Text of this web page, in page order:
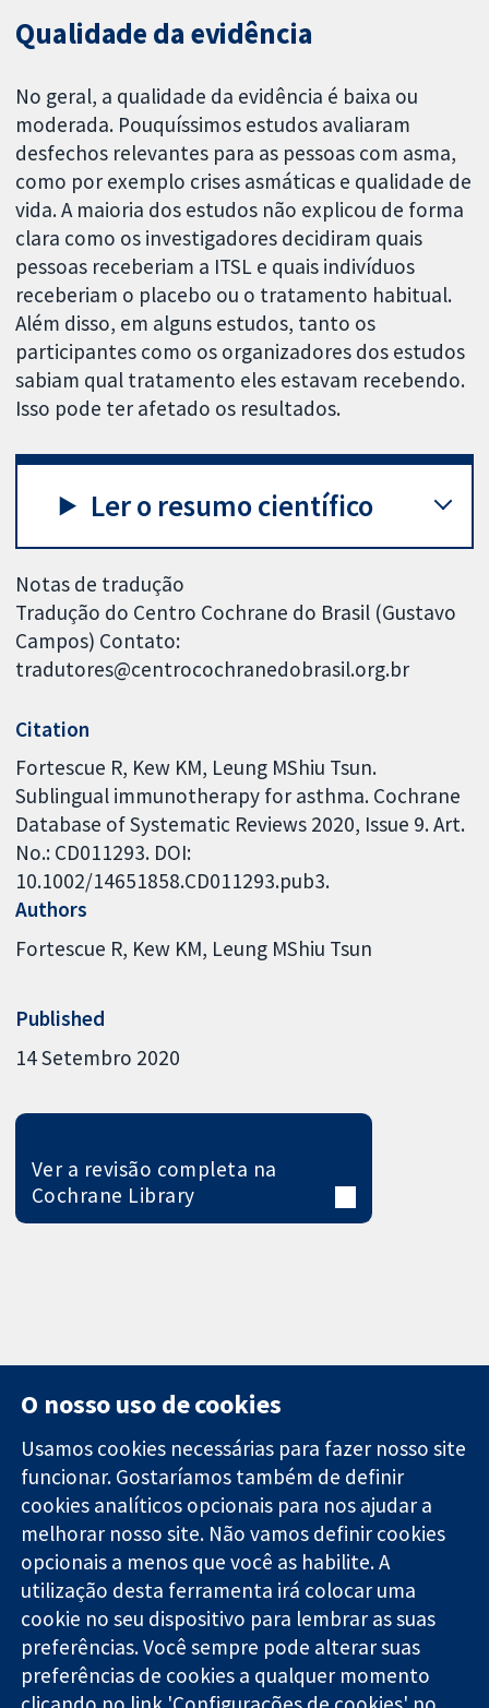
Qualidade da evidência
No geral, a qualidade da evidência é baixa ou
moderada. Pouquíssimos estudos avaliaram
desfechos relevantes para as pessoas com asma,
como por exemplo crises asmáticas e qualidade de
vida. A maioria dos estudos não explicou de forma
clara como os investigadores decidiram quais
pessoas receberiam a ITSL e quais indivíduos
receberiam o placebo ou o tratamento habitual.
Além disso, em alguns estudos, tanto os
participantes como os organizadores dos estudos
sabiam qual tratamento eles estavam recebendo.
Isso pode ter afetado os resultados.
Ler o resumo científico
Notas de tradução
Tradução do Centro Cochrane do Brasil (Gustavo
Campos) Contato:
tradutores@centrocochranedobrasil.org.br
Citation
Fortescue R, Kew KM, Leung MShiu Tsun.
Sublingual immunotherapy for asthma. Cochrane
Database of Systematic Reviews 2020, Issue 9. Art.
No.: CD011293. DOI:
10.1002/14651858.CD011293.pub3.
Authors
Fortescue R Kew KM Leung MShiu Tsun
Published
14 Setembro 2020
Ver a revisão completa na
Cochrane Library
Evidências
confiáveis.
Decisões
informadas.
Melhor saúde.
11-13 Cavendish
Square
Londres
W1G 0AN
Reino Unido
Contato
Notícias
Assessoria de
imprensa
Sobre nós
Cochrane
Library
O nosso uso de cookies
Usamos cookies necessárias para fazer nosso site
funcionar. Gostaríamos também de definir
cookies analíticos opcionais para nos ajudar a
melhorar nosso site. Não vamos definir cookies
opcionais a menos que você as habilite. A
utilização desta ferramenta irá colocar uma
cookie no seu dispositivo para lembrar as suas
preferências. Você sempre pode alterar suas
preferências de cookies a qualquer momento